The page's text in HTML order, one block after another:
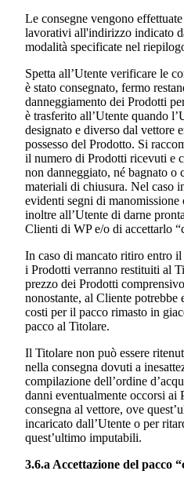
Le consegne vengono
lavorativi all'indirizzo indicato
modalità specificate nel
Spetta all’Utente verificare le
è stato consegnato, fermo
danneggiamento dei Prodotti
è trasferito all’Utente quando
designato e diverso dal vettore
possesso del Prodotto. Si
il numero di Prodotti ricevuti e
non danneggiato, né bagnato o
materiali di chiusura. Nel caso
evidenti segni di manomissione
inoltre all’Utente di darne
Clienti di WP e/o di accettarlo
In caso di mancato ritiro entro
i Prodotti verranno restituiti al
prezzo dei Prodotti
nonostante, al Cliente potrebbe
costi per il pacco rimasto in
pacco al Titolare.
Il Titolare non può essere
nella consegna dovuti a
compilazione dell’ordine
danni eventualmente occorsi ai
consegna al vettore, ove
incaricato dall’Utente o per
quest’ultimo imputabili.
3.6.a Accettazione del pacco